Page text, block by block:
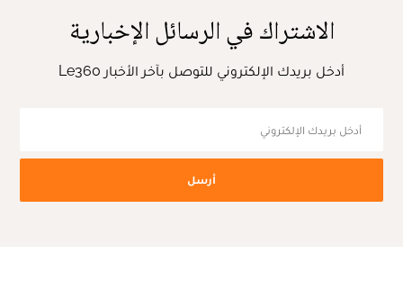
الاشتراك في الرسائل الإخبارية
أدخل بريدك الإلكتروني للتوصل بآخر الأخبار Le360
أرسل